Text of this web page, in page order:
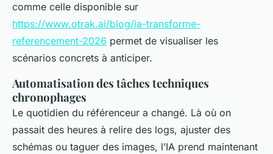
comme celle disponible sur
https://www.otrak.ai/blog/ia-transforme-
referencement-2026 permet de visualiser les
scénarios concrets à anticiper.
Automatisation des tâches techniques
chronophages
Le quotidien du référenceur a changé. Là où on
passait des heures à relire des logs, ajuster des
schémas ou taguer des images, l’IA prend maintenant